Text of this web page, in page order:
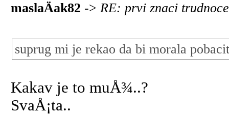
maslaÄak82 -> RE: prvi znaci
suprug mi je rekao da bi morala
Kakav je to muÅ¾..?
SvaÅ¡ta..